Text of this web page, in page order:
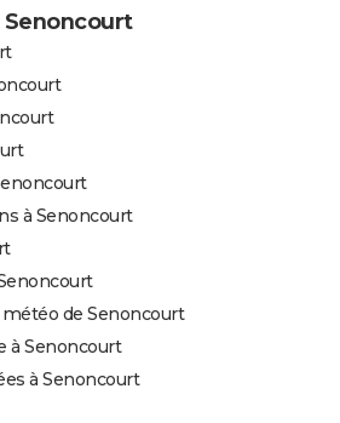
Senoncourt
à Senoncourt
de Senoncourt
à Senoncourt
à Senoncourt